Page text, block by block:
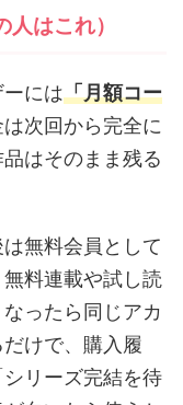
はこれ）
には「月額コー
次回から完全に
はそのまま残る
無料会員として
料連載や試し読
ったら同じアカ
けで、購入履
リーズ完結を待